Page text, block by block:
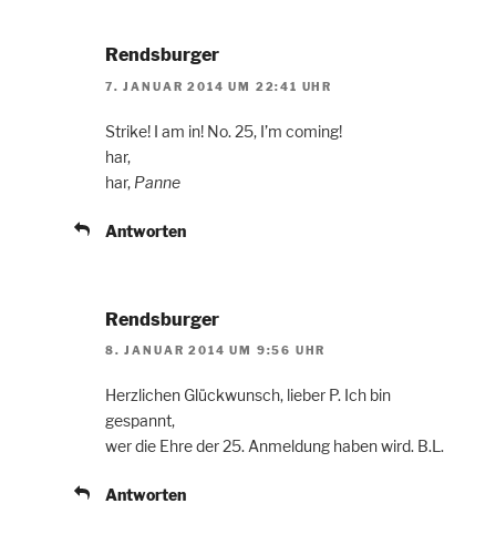
Rendsburger
7. JANUAR 2014 UM 22:41 UHR
Strike! I am in! No. 25, I’m coming!
har,
har, Panne
Antworten
Rendsburger
8. JANUAR 2014 UM 9:56 UHR
Herzlichen Glückwunsch, lieber P. Ich bin
gespannt,
wer die Ehre der 25. Anmeldung haben wird. B.L.
Antworten